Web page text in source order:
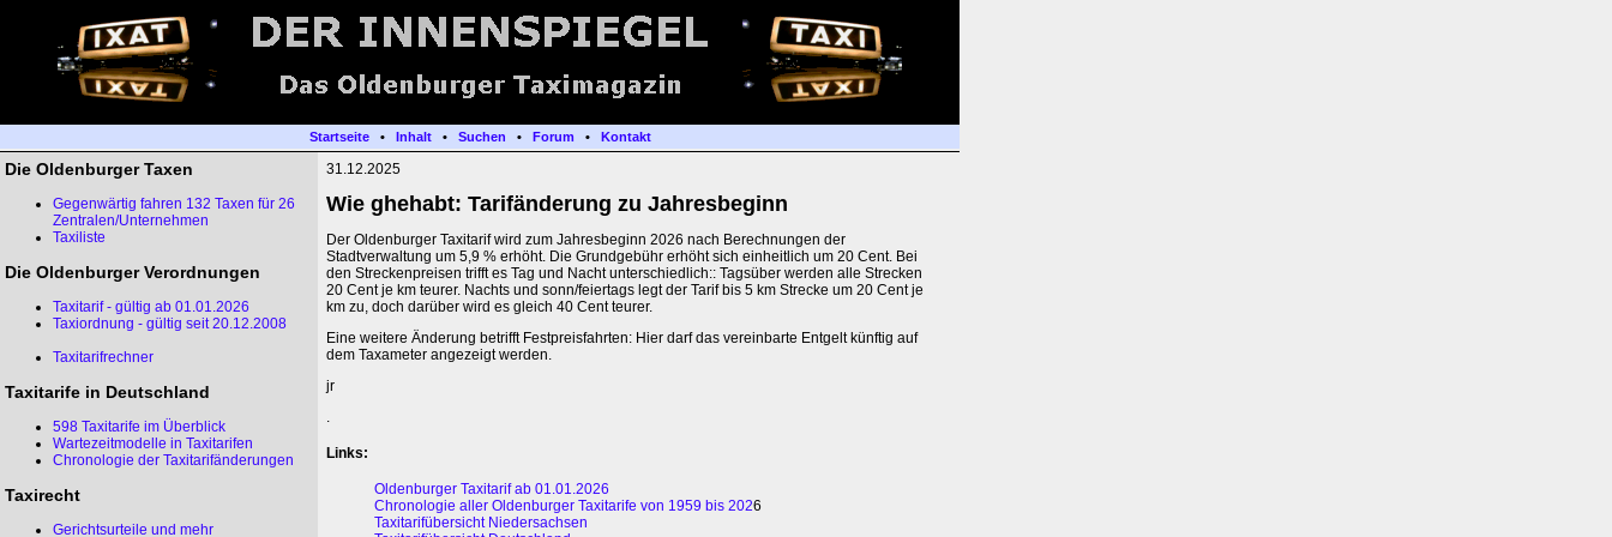
Startseite• Inhalt• Suchen • Forum • Kontakt
Die Oldenburger Taxen
Gegenwärtig fahren 132 Taxen für 26
Zentralen/Unternehmen
Taxiliste
Die Oldenburger Verordnungen
Taxitarif - gültig ab 01.01.2026
Taxiordnung - gültig seit 20.12.2008
Taxitarifrechner
Taxitarife in Deutschland
598 Taxitarife im Überblick
Wartezeitmodelle in Taxitarifen
Chronologie der Taxitarifänderungen
Taxirecht
Gerichtsurteile und mehr
31.12.2025
Wie ghehabt: Tarifänderung zu Jahresbeginn
Der Oldenburger Taxitarif wird zum Jahresbeginn 2026 nach Berechnungen der
Stadtverwaltung um 5,9 % erhöht. Die Grundgebühr erhöht sich einheitlich um 20 Cent. Bei
den Streckenpreisen trifft es Tag und Nacht unterschiedlich:: Tagsüber werden alle Strecken
20 Cent je km teurer. Nachts und sonn/feiertags legt der Tarif bis 5 km Strecke um 20 Cent je
km zu, doch darüber wird es gleich 40 Cent teurer.
Eine weitere Änderung betrifft Festpreisfahrten: Hier darf das vereinbarte Entgelt künftig auf
dem Taxameter angezeigt werden.
jr
.
Links:
Oldenburger Taxitarif ab 01.01.2026
Chronologie aller Oldenburger Taxitarife von 1959 bis 2026
Taxitarifübersicht Niedersachsen